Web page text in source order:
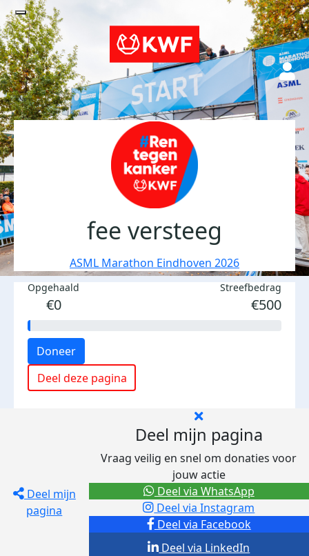
fee versteeg
ASML Marathon Eindhoven 2026
Opgehaald
€0
Streefbedrag
€500
Doneer
Deel deze pagina
Deel mijn
pagina
Deel mijn pagina
Vraag veilig en snel om donaties voor
jouw actie
Deel via Facebook
Deel via Instagram
Deel via LinkedIn
Deel via WhatsApp